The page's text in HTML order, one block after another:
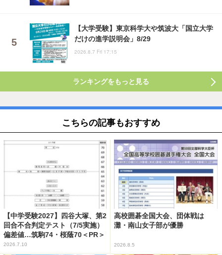
【大学受験】東京科学大や筑波大「国立大学
だけの進学説明会」8/29
2026.8.7 Fri 17:15
ランキングをもっと見る
こちらの記事もおすすめ
【中学受験2027】四谷大塚、第2
回合不合判定テスト（7/5実施）
偏差値…筑駒74・桜蔭70＜PR＞
2026.7.10
高校囲碁全国大会、団体戦は
灘・南山女子部が優勝
2026.8.5